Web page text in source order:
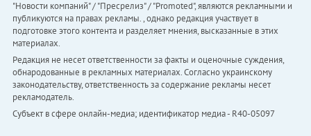
"Новости компаний" / "Пресрелиз" / "Promoted", являются рекламными и
публикуются на правах рекламы. , однако редакция участвует в
подготовке этого контента и разделяет мнения, высказанные в этих
материалах.
Редакция не несет ответственности за факты и оценочные суждения,
обнародованные в рекламных материалах. Согласно украинскому
законодательству, ответственность за содержание рекламы несет
рекламодатель.
Субъект в сфере онлайн-медиа; идентификатор медиа - R40-05097